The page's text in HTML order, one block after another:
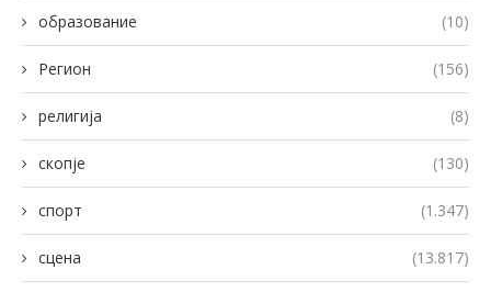
образование (10)
Регион (156)
религија (8)
скопје (130)
спорт (1.347)
сцена (13.817)